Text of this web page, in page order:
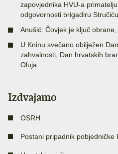
zapovjednika HVU-a
odgovornosti brigadiru Stručiću
Anušić: Čovjek je ključ
U Kninu svečano obilježen
zahvalnosti, Dan hrvatskih
Oluja
Izdvajamo
OSRH
Postani pripadnik pobjedničke